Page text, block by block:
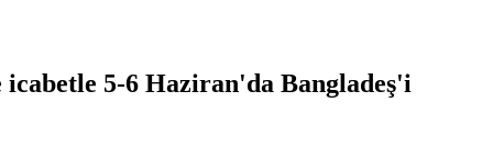
icabetle 5-6 Haziran'da Bangladeş'i